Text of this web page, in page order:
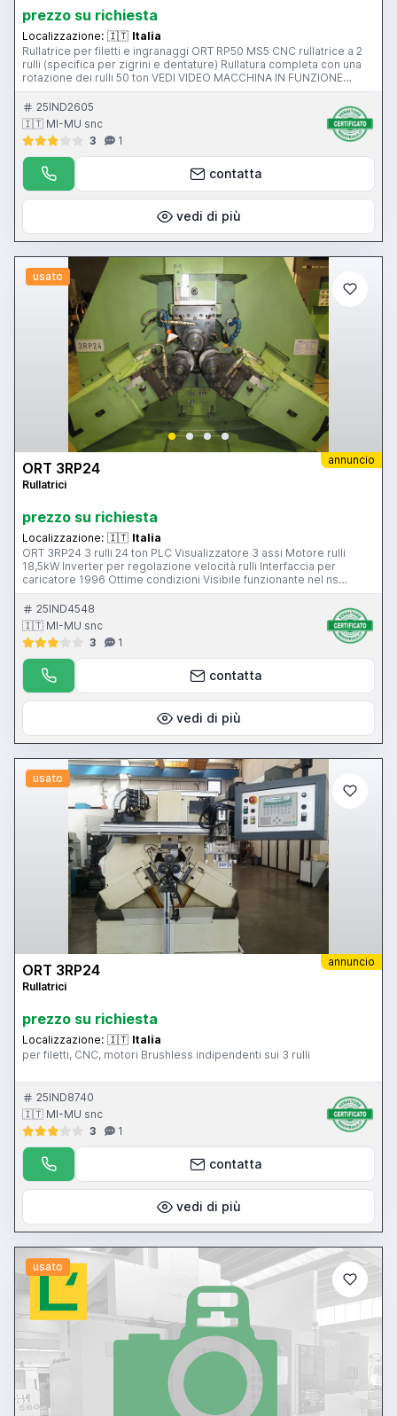
prezzo su richiesta
Localizzazione: 🇮🇹 Italia
Rullatrice per filetti e ingranaggi ORT RP50 MS5 CNC rullatrice a 2
rulli (specifica per zigrini e dentature) Rullatura completa con una
rotazione dei rulli 50 ton VEDI VIDEO MACCHINA IN FUNZIONE
(nell'apposita sezione) Per informazioni e prezzi contattateci
senza impegno. La macchina è visibile FUNZIONANTE nel ns
magazzino di Gussago (BS) Mimu Macchine Utensili Rullatrice per
filetti CNC thread rolling machine Gewindewalzmaschine rouleuse
rotoflo spline rolling
25IND2605
🇮🇹 MI-MU snc
3
1
contatta
vedi di più
usato
annuncio
ORT 3RP24
Rullatrici
prezzo su richiesta
Localizzazione: 🇮🇹 Italia
ORT 3RP24 3 rulli 24 ton PLC Visualizzatore 3 assi Motore rulli
18,5kW Inverter per regolazione velocità rulli Interfaccia per
caricatore 1996 Ottime condizioni Visibile funzionante nel ns
magazzino di Gussago BS Mimu Macchine Utensili
25IND4548
🇮🇹 MI-MU snc
3
1
contatta
vedi di più
usato
annuncio
ORT 3RP24
Rullatrici
prezzo su richiesta
Localizzazione: 🇮🇹 Italia
per filetti, CNC, motori Brushless indipendenti sui 3 rulli
25IND8740
🇮🇹 MI-MU snc
3
1
contatta
vedi di più
usato